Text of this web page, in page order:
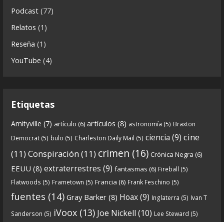
https://www.ivoox.com/cdn-6x06-8211-qanon-
parte-2-la-forja-audios-mp3_rf_67540152_1.html
Continuamos el especial Qanon con esta segunda
6 0 View on facebook
Crónicas de Nantucket
Descargar
https://www.ivoox.com/cdn-6x05-8211-qanon-
parte-1-origenes-audios-mp3_rf_67157433_1.html
Podcast (77)
Relatos (1)
Reseña (1)
YouTube (4)
Etiquetas
Amityville (7) artículo (6) artículos (8) astronomía (5) Braxton
Democrat (5) bulo (5) Charleston Daily Mail (5) ciencia (9) cine
(11) Conspiración (11) crimen (16) Crónica Negra (6)
EEUU (8) extraterrestres (9) fantasmas (6) Fireball (5)
Flatwoods (5) Frametown (5) Francia (6) Frank Feschino (5)
fuentes (14) Gray Barker (8) Hoax(9) Inglaterra (5) Ivan T
Sanderson (5) iVoox (13) Joe Nickell (10) Lee Steward (5)